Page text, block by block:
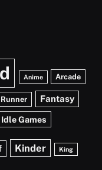
Anime Arcade
Fantasy
Idle Games
Kinder King